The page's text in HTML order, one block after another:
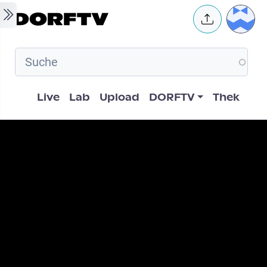
Skip to main content User
Hauptnavigation
Live Lab Upload DORFTV Thek